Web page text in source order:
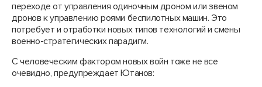
переходе от управления одиночным дроном или звеном
дронов к управлению роями беспилотных машин. Это
потребует и отработки новых типов технологий и смены
военно-стратегических парадигм.
С человеческим фактором новых войн тоже не все
очевидно, предупреждает Ютанов: